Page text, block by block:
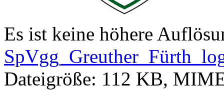
Es ist keine höhere
Dateigröße: 112 KB,